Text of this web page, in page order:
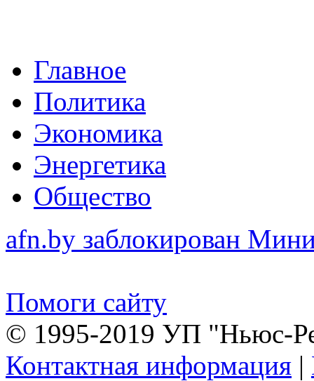
Главное
Политика
Экономика
Энергетика
Общество
afn.by заблокирован
Помоги сайту
© 1995-2019 УП "Ньюс-
Контактная информация |